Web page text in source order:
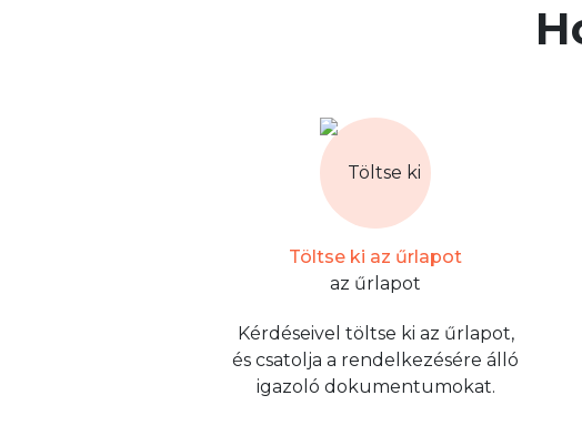
Töltse ki az űrlapot
Kérdéseivel töltse ki az űrlapot,
és csatolja a rendelkezésére álló
igazoló dokumentumokat.